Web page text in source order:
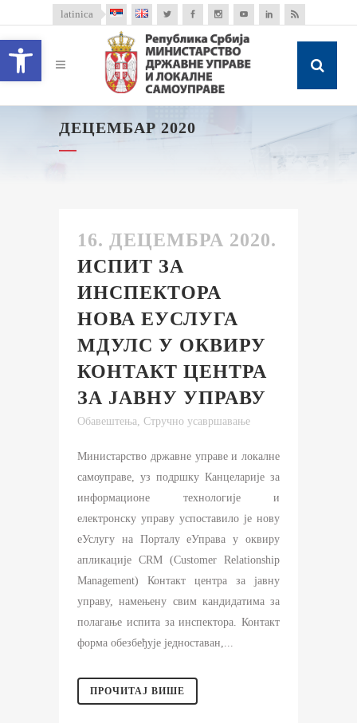
Open toolbar
latinica
ДЕЦЕМБАР 2020
16. ДЕЦЕМБРА 2020.
ИСПИТ ЗА
ИНСПЕКТОРА
НОВА EУСЛУГА
МДУЛС У ОКВИРУ
КОНТАКТ ЦЕНТРА
ЗА ЈАВНУ УПРАВУ
Обавештења, Стручно усавршавање
Министарство државне управе и локалне
самоуправе, уз подршку Канцеларије за
информационе технологије и
електронску управу успоставило је нову
еУслугу на Порталу еУправа у оквиру
апликације CRM (Customer Relationship
Management) Контакт центра за јавну
управу, намењену свим кандидатима за
полагање испита за инспектора. Контакт
форма обезбеђује једноставан,...
ПРОЧИТАЈ ВИШЕ